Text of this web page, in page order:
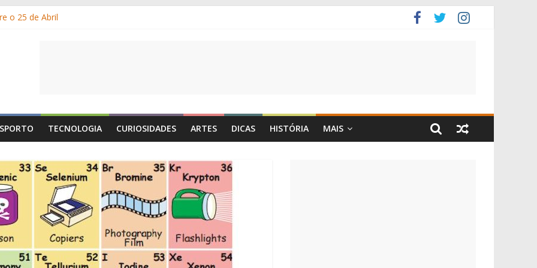
o 25 de Abril
Maio é o Dia do Trabalhador?
TECNOLOGIA CURIOSIDADES ARTES DICAS HISTÓRIA MAIS